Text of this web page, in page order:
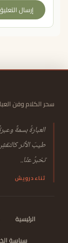
إرسال
سحر الكلام وفن
العبارةُ بسمةٌ
طيبَ الأثر
تخبرُ عنّا..
ثناء درويش
الرئيسية
سياسة